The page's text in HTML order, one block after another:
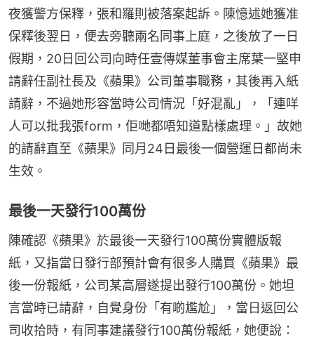
夜獲警方保釋，張和羅則被落案起訴。陳憶述她獲准
保釋後翌日，便去旁聽兩名同事上庭，之後放了一日
假期，20日回公司向時任壹傳媒董事會主席葉一堅申
請辭任副社長及《蘋果》公司董事職務，其後再入紙
請辭，不過她形容當時公司情況「好混亂」，「連咩
人可以批我張form，佢哋都唔知道點樣處理。」故她
的請辭直至《蘋果》同月24日最後一個營運日都尚未
生效。
最後一天發行100萬份
陳確認《蘋果》於最後一天發行100萬份實體版報
紙，又指當日發行部預計會有很多人購買《蘋果》最
後一份報紙，公司某高層遂提出發行100萬份。她坦
言當時已請辭，自覺身份「有啲尷尬」，當日返回公
司收拾時，有同事建議發行100萬份報紙，她便說：